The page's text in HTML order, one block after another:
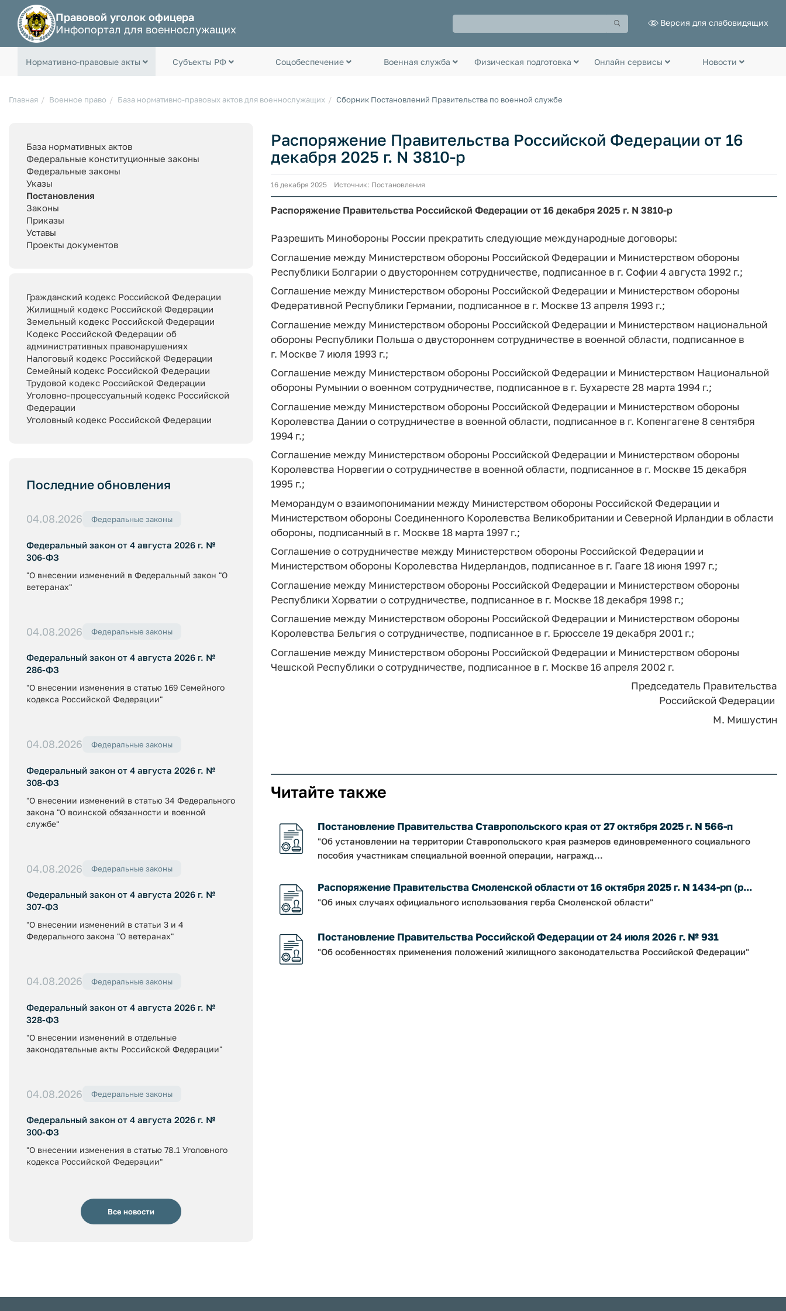
Правовой уголок офицера
Инфопортал для военнослужащих
Версия для слабовидящих
Нормативно-правовые акты Субъекты РФ Соцобеспечение Военная служба Физическая подготовка Онлайн сервисы Новости
Главная Военное право База нормативно-правовых актов для военнослужащих Сборник Постановлений Правительства по военной службе
База нормативных актов
Федеральные конституционные законы
Федеральные законы
Указы
Постановления
Законы
Приказы
Уставы
Проекты документов
Гражданский кодекс Российской Федерации
Жилищный кодекс Российской Федерации
Земельный кодекс Российской Федерации
Кодекс Российской Федерации об
административных правонарушениях
Налоговый кодекс Российской Федерации
Семейный кодекс Российской Федерации
Трудовой кодекс Российской Федерации
Уголовно-процессуальный кодекс Российской
Федерации
Уголовный кодекс Российской Федерации
Последние обновления
04.08.2026 Федеральные законы
Федеральный закон от 4 августа 2026 г. №
306-ФЗ
"О внесении изменений в Федеральный закон "О
ветеранах"
04.08.2026 Федеральные законы
Федеральный закон от 4 августа 2026 г. №
286-ФЗ
"О внесении изменения в статью 169 Семейного
кодекса Российской Федерации"
04.08.2026 Федеральные законы
Федеральный закон от 4 августа 2026 г. №
308-ФЗ
"О внесении изменений в статью 34 Федерального
закона "О воинской обязанности и военной
службе"
04.08.2026 Федеральные законы
Федеральный закон от 4 августа 2026 г. №
307-ФЗ
"О внесении изменений в статьи 3 и 4
Федерального закона "О ветеранах"
04.08.2026 Федеральные законы
Федеральный закон от 4 августа 2026 г. №
328-ФЗ
"О внесении изменений в отдельные
законодательные акты Российской Федерации"
04.08.2026 Федеральные законы
Федеральный закон от 4 августа 2026 г. №
300-ФЗ
"О внесении изменения в статью 78.1 Уголовного
кодекса Российской Федерации"
Все новости
Распоряжение Правительства Российской Федерации от 16
декабря 2025 г. N 3810-р
16 декабря 2025 Источник: Постановления
Распоряжение Правительства Российской Федерации от 16 декабря 2025 г. N 3810-р
Разрешить Минобороны России прекратить следующие международные договоры:
Соглашение между Министерством обороны Российской Федерации и Министерством обороны
Республики Болгарии о двустороннем сотрудничестве, подписанное в г. Софии 4 августа 1992 г.;
Соглашение между Министерством обороны Российской Федерации и Министерством обороны
Федеративной Республики Германии, подписанное в г. Москве 13 апреля 1993 г.;
Соглашение между Министерством обороны Российской Федерации и Министерством национальной
обороны Республики Польша о двустороннем сотрудничестве в военной области, подписанное в
г. Москве 7 июля 1993 г.;
Соглашение между Министерством обороны Российской Федерации и Министерством Национальной
обороны Румынии о военном сотрудничестве, подписанное в г. Бухаресте 28 марта 1994 г.;
Соглашение между Министерством обороны Российской Федерации и Министерством обороны
Королевства Дании о сотрудничестве в военной области, подписанное в г. Копенгагене 8 сентября
1994 г.;
Соглашение между Министерством обороны Российской Федерации и Министерством обороны
Королевства Норвегии о сотрудничестве в военной области, подписанное в г. Москве 15 декабря
1995 г.;
Меморандум о взаимопонимании между Министерством обороны Российской Федерации и
Министерством обороны Соединенного Королевства Великобритании и Северной Ирландии в области
обороны, подписанный в г. Москве 18 марта 1997 г.;
Соглашение о сотрудничестве между Министерством обороны Российской Федерации и
Министерством обороны Королевства Нидерландов, подписанное в г. Гааге 18 июня 1997 г.;
Соглашение между Министерством обороны Российской Федерации и Министерством обороны
Республики Хорватии о сотрудничестве, подписанное в г. Москве 18 декабря 1998 г.;
Соглашение между Министерством обороны Российской Федерации и Министерством обороны
Королевства Бельгия о сотрудничестве, подписанное в г. Брюсселе 19 декабря 2001 г.;
Соглашение между Министерством обороны Российской Федерации и Министерством обороны
Чешской Республики о сотрудничестве, подписанное в г. Москве 16 апреля 2002 г.
Председатель Правительства
Российской Федерации
М. Мишустин
Читайте также
Постановление Правительства Ставропольского края от 27 октября 2025 г. N 566-п
"Об установлении на территории Ставропольского края размеров единовременного социального
пособия участникам специальной военной операции, награжд...
Распоряжение Правительства Смоленской области от 16 октября 2025 г. N 1434-рп (р...
"Об иных случаях официального использования герба Смоленской области"
Постановление Правительства Российской Федерации от 24 июля 2026 г. № 931
"Об особенностях применения положений жилищного законодательства Российской Федерации"